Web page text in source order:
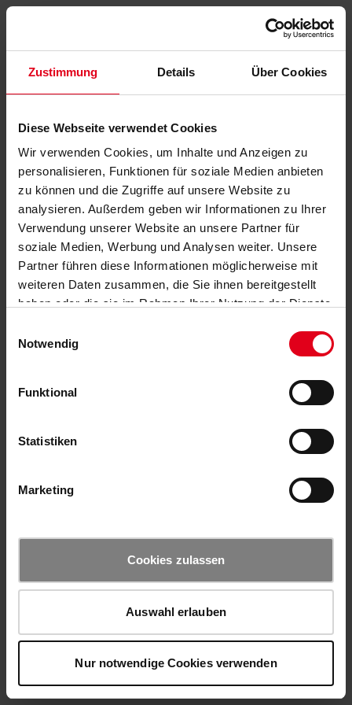
Zustimmung Details Über Cookies
Diese Webseite verwendet Cookies
Wir verwenden Cookies, um Inhalte und Anzeigen zu
personalisieren, Funktionen für soziale Medien anbieten
zu können und die Zugriffe auf unsere Website zu
analysieren. Außerdem geben wir Informationen zu Ihrer
Verwendung unserer Website an unsere Partner für
soziale Medien, Werbung und Analysen weiter. Unsere
Partner führen diese Informationen möglicherweise mit
weiteren Daten zusammen, die Sie ihnen bereitgestellt
haben oder die sie im Rahmen Ihrer Nutzung der Dienste
Notwendig
Funktional
Statistiken
Marketing
Cookies zulassen
Auswahl erlauben
Nur notwendige Cookies verwenden